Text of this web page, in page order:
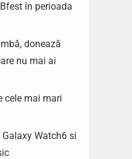
în perioada
donează
nu mai ai
cele mai mari
Watch6 si